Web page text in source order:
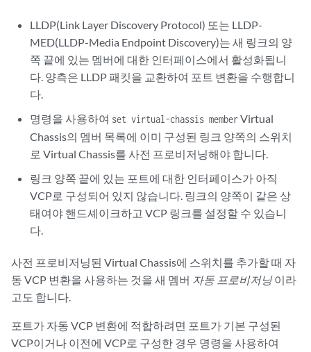
LLDP(Link Layer Discovery Protocol) 또는 LLDP-
MED(LLDP-Media Endpoint Discovery)는 새 링크의 양
쪽 끝에 있는 멤버에 대한 인터페이스에서 활성화됩니
다. 양측은 LLDP 패킷을 교환하여 포트 변환을 수행합니
다.
명령을 사용하여 set virtual-chassis memberVirtual
Chassis의 멤버 목록에 이미 구성된 링크 양쪽의 스위치
로 Virtual Chassis를 사전 프로비저닝해야 합니다.
링크 양쪽 끝에 있는 포트에 대한 인터페이스가 아직
VCP로 구성되어 있지 않습니다. 링크의 양쪽이 같은 상
태여야 핸드셰이크하고 VCP 링크를 설정할 수 있습니
다.
사전 프로비저닝된 Virtual Chassis에 스위치를 추가할 때 자
동 VCP 변환을 사용하는 것을 새 멤버 자동 프로비저닝이라
고도 합니다.
포트가 자동 VCP 변환에 적합하려면 포트가 기본 구성된
VCP이거나 이전에 VCP로 구성한 경우 명령을 사용하여